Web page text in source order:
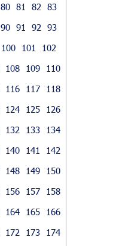
80 81 82
83
90 91 92
93
100 101
102
108 109
110
116 117
118
124 125
126
132 133
134
140 141
142
148 149
150
156 157
158
164 165
166
172 173
174